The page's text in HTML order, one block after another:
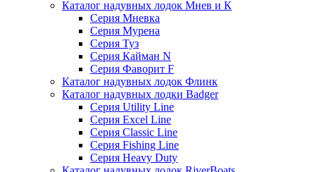
Каталог надувных лодок Мнев и К
Серия Мневка
Серия Мурена
Серия Туз
Серия Кайман N
Серия Фаворит F
Каталог надувных лодок Флинк
Каталог надувных лодки Badger
Серия Utility Line
Серия Excel Line
Серия Classic Line
Серия Fishing Line
Серия Heavy Duty